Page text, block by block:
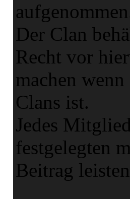
Der Clan
Recht vor
machen
Clans ist.
Jedes
festgelegten
Beitrag